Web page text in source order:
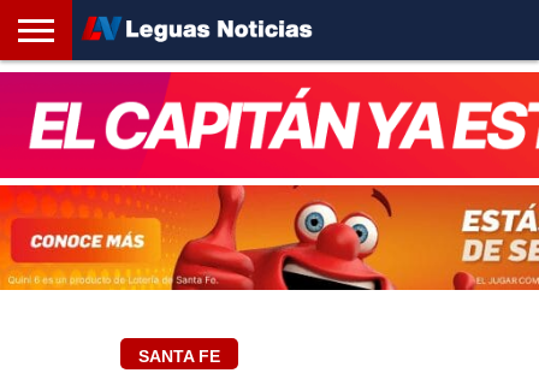
SANTA
FE
ROSARIO24
REGIONES
ARGENTINA
OPINIÓN
CONTACTO
SANTA FE